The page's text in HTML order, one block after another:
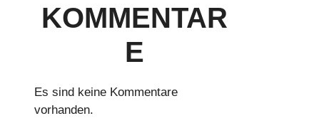
KOMMENTAR
E
Es sind keine Kommentare
vorhanden.